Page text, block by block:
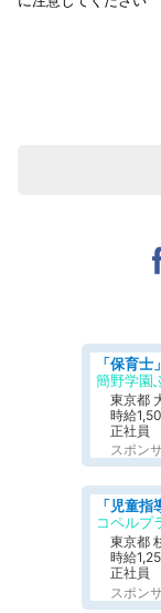
「保育
簡野学園
東京都
時給
正社員
スポン
コペルプ
東京都
時給
正社員
スポン